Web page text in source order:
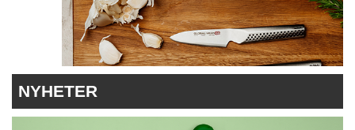
RECEPT
RESTAURANG
NYHETER